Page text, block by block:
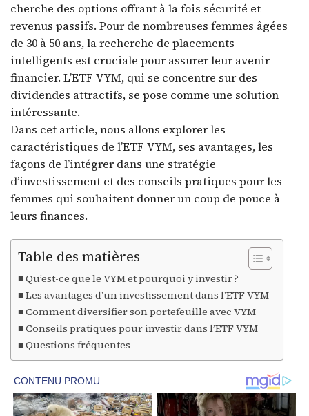
cherche des options offrant à la fois sécurité et
revenus passifs. Pour de nombreuses femmes âgées
de 30 à 50 ans, la recherche de placements
intelligents est cruciale pour assurer leur avenir
financier. L’ETF VYM, qui se concentre sur des
dividendes attractifs, se pose comme une solution
intéressante.
Dans cet article, nous allons explorer les
caractéristiques de l’ETF VYM, ses avantages, les
façons de l’intégrer dans une stratégie
d’investissement et des conseils pratiques pour les
femmes qui souhaitent donner un coup de pouce à
leurs finances.
Table des matières
Qu’est-ce que le VYM et pourquoi y investir ?
Les avantages d’un investissement dans l’ETF VYM
Comment diversifier son portefeuille avec VYM
Conseils pratiques pour investir dans l’ETF VYM
Questions fréquentes